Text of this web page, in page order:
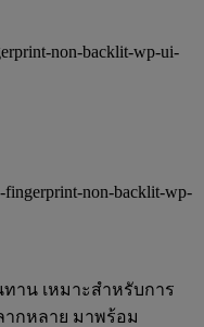
ทาน เหมาะสำหรับการ
กหลาย มาพร้อม